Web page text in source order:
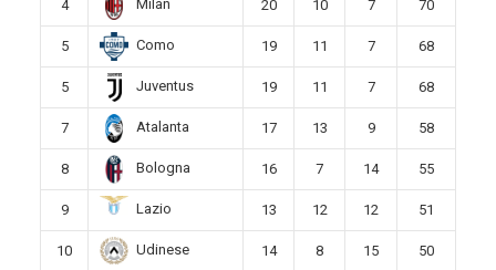
4 Milan 20 10 7 70
5 Como 19 11 7 68
5 Juventus 19 11 7 68
7 Atalanta 17 13 9 58
8 Bologna 16 7 14 55
9 Lazio 13 12 12 51
10 Udinese 14 8 15 50